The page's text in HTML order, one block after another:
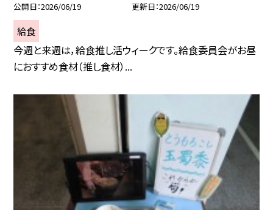
公開日 2026/06/19 更新日 2026/06/19
給食
今週と来週は，給食推し活ウィークです。給食委員会がお昼
におすすめ食材（推し食材）...